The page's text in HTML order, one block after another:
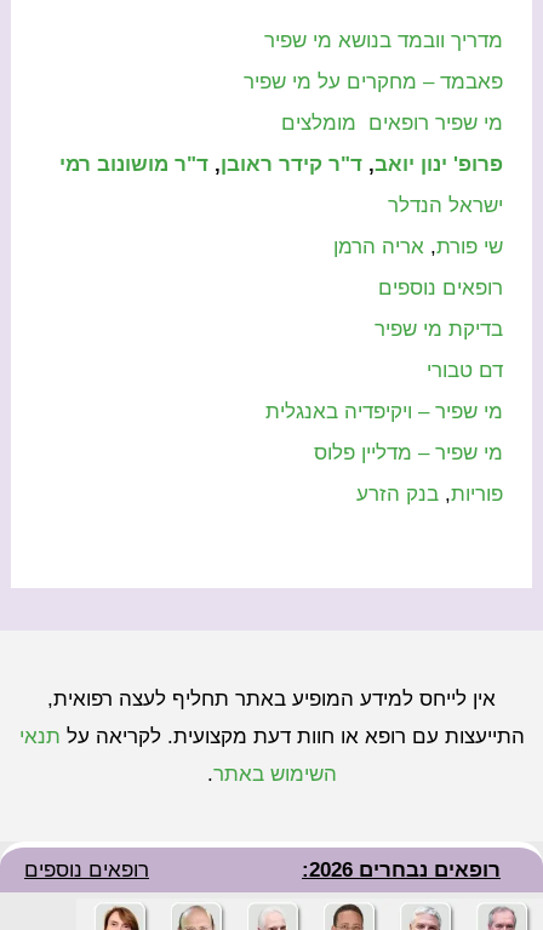
מדריך וובמד בנושא מי שפיר
פאבמד – מחקרים על מי שפיר
מי שפיר רופאים מומלצים
פרופ' ינון יואב,ד"ר קידר ראובן,ד"ר מושונוב רמי
ישראל הנדלר
שי פורת, אריה הרמן
רופאים נוספים
בדיקת מי שפיר
דם טבורי
מי שפיר – ויקיפדיה באנגלית
מי שפיר – מדליין פלוס
פוריות,בנק הזרע
אין לייחס למידע המופיע באתר תחליף לעצה רפואית,
התייעצות עם רופא או חוות דעת מקצועית. לקריאה על תנאי
השימוש באתר.
רופאים נבחרים 2026: רופאים נוספים